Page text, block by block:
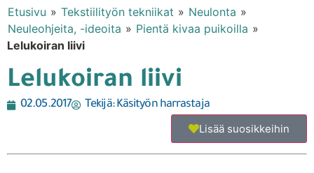
Etusivu » Tekstiilityön tekniikat » Neulonta »
Neuleohjeita, -ideoita » Pientä kivaa puikoilla »
Lelukoiran liivi
Lelukoiran liivi
02.05.2017 Tekijä:Käsityön harrastaja
Lisää suosikkeihin